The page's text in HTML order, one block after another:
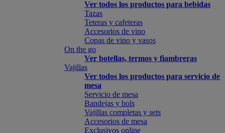
Ver todos los productos para bebidas
Tazas
Teteras y cafeteras
Accesorios de vino
Copas de vino y vasos
On the go
Ver botellas, termos y fiambreras
Vajillas
Ver todos los productos para servicio de
mesa
Servicio de mesa
Bandejas y bols
Vajillas completas y sets
Accesorios de mesa
Exclusivos online